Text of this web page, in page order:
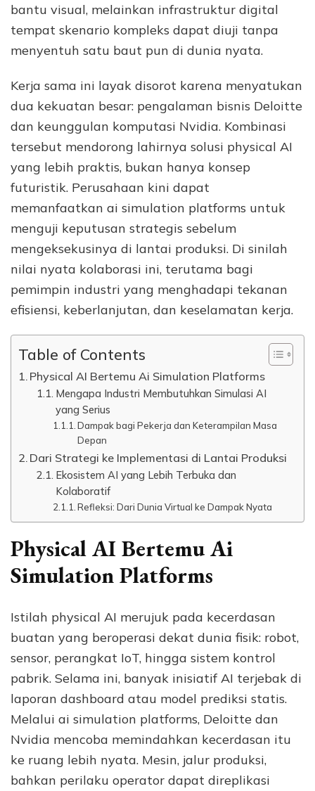
bantu visual, melainkan infrastruktur digital
tempat skenario kompleks dapat diuji tanpa
menyentuh satu baut pun di dunia nyata.
Kerja sama ini layak disorot karena menyatukan
dua kekuatan besar: pengalaman bisnis Deloitte
dan keunggulan komputasi Nvidia. Kombinasi
tersebut mendorong lahirnya solusi physical AI
yang lebih praktis, bukan hanya konsep
futuristik. Perusahaan kini dapat
memanfaatkan ai simulation platforms untuk
menguji keputusan strategis sebelum
mengeksekusinya di lantai produksi. Di sinilah
nilai nyata kolaborasi ini, terutama bagi
pemimpin industri yang menghadapi tekanan
efisiensi, keberlanjutan, dan keselamatan kerja.
Table of Contents
Physical AI Bertemu Ai Simulation Platforms
Mengapa Industri Membutuhkan Simulasi AI
yang Serius
Dampak bagi Pekerja dan Keterampilan Masa
Depan
Dari Strategi ke Implementasi di Lantai Produksi
Ekosistem AI yang Lebih Terbuka dan
Kolaboratif
Refleksi: Dari Dunia Virtual ke Dampak Nyata
Physical AI Bertemu Ai
Simulation Platforms
Istilah physical AI merujuk pada kecerdasan
buatan yang beroperasi dekat dunia fisik: robot,
sensor, perangkat IoT, hingga sistem kontrol
pabrik. Selama ini, banyak inisiatif AI terjebak di
laporan dashboard atau model prediksi statis.
Melalui ai simulation platforms, Deloitte dan
Nvidia mencoba memindahkan kecerdasan itu
ke ruang lebih nyata. Mesin, jalur produksi,
bahkan perilaku operator dapat direplikasi